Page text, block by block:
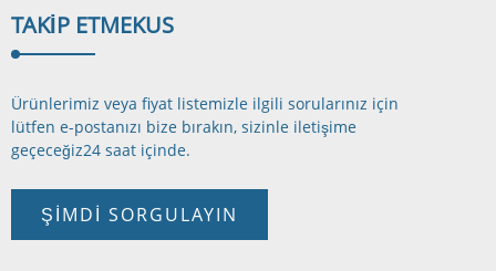
TAKIP ETMEKUS
Ürünlerimiz veya fiyat listemizle ilgili sorularınız için
lütfen e-postanızı bize bırakın, sizinle iletişime
geçeceğiz24 saat içinde.
ŞIMDI SORGULAYIN